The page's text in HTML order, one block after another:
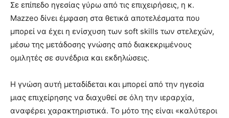
Σε επίπεδο ηγεσίας γύρω από τις επιχειρήσεις, η κ.
Mazzeo δίνει έμφαση στα θετικά αποτελέσματα που
μπορεί να έχει η ενίσχυση των soft skills των στελεχών,
μέσω της μετάδοσης γνώσης από διακεκριμένους
ομιλητές σε συνέδρια και εκδηλώσεις.
Η γνώση αυτή μεταδίδεται και μπορεί από την ηγεσία
μιας επιχείρησης να διαχυθεί σε όλη την ιεραρχία,
αναφέρει χαρακτηριστικά. Το μότο της είναι «καλύτεροι